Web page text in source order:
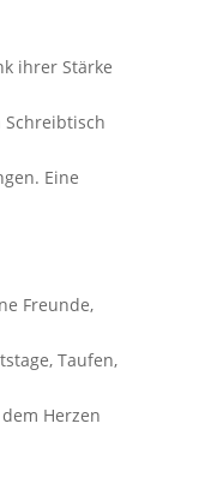
ihrer Stärke
Eine
Freunde,
Taufen,
Herzen